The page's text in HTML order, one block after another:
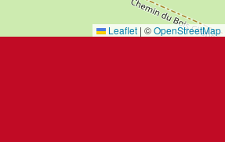
Leaflet | ©OpenStreetMap